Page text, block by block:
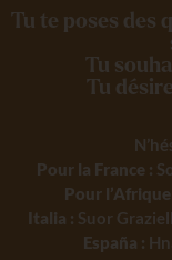
Tu te poses des
Tu
Tu
Pour la France :
Pour l’Afrique
Italia : Suor
España :